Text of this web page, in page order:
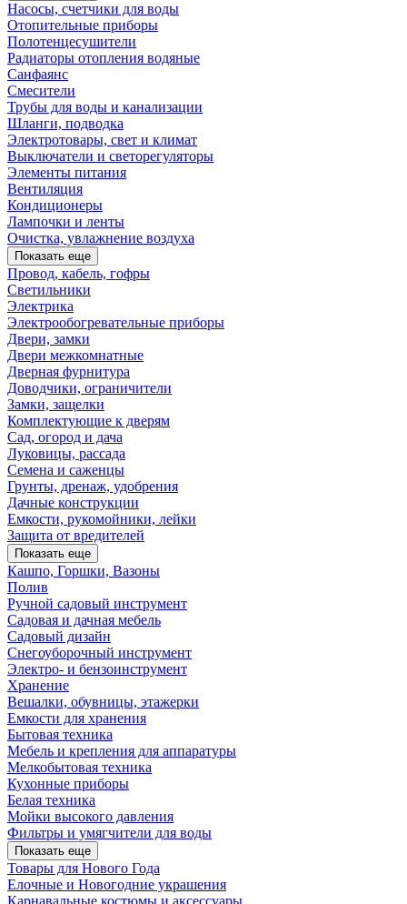
Насосы, счетчики для воды
Отопительные приборы
Полотенцесушители
Радиаторы отопления водяные
Санфаянс
Смесители
Трубы для воды и канализации
Шланги, подводка
Электротовары, свет и климат
Выключатели и светорегуляторы
Элементы питания
Вентиляция
Кондиционеры
Лампочки и ленты
Очистка, увлажнение воздуха
Показать еще
Провод, кабель, гофры
Светильники
Электрика
Электрообогревательные приборы
Двери, замки
Двери межкомнатные
Дверная фурнитура
Доводчики, ограничители
Замки, защелки
Комплектующие к дверям
Сад, огород и дача
Луковицы, рассада
Семена и саженцы
Грунты, дренаж, удобрения
Дачные конструкции
Емкости, рукомойники, лейки
Защита от вредителей
Показать еще
Кашпо, Горшки, Вазоны
Полив
Ручной садовый инструмент
Садовая и дачная мебель
Садовый дизайн
Снегоуборочный инструмент
Электро- и бензоинструмент
Хранение
Вешалки, обувницы, этажерки
Емкости для хранения
Бытовая техника
Мебель и крепления для аппаратуры
Мелкобытовая техника
Кухонные приборы
Белая техника
Мойки высокого давления
Фильтры и умягчители для воды
Показать еще
Товары для Нового Года
Елочные и Новогодние украшения
Карнавальные костюмы и аксессуары